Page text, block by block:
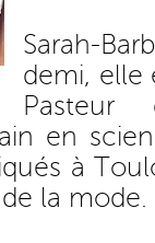
Sarah-
demi, elle
en
à
la mode.